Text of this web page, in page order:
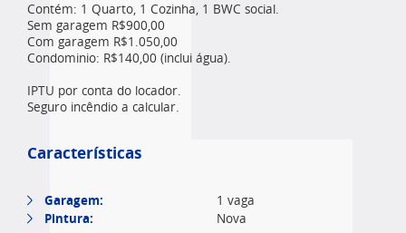
Contém: 1 Quarto, 1 Cozinha, 1 BWC social.
Sem garagem R$900,00
Com garagem R$1.050,00
Condominio: R$140,00 (inclui água).
IPTU por conta do locador.
Seguro incêndio a calcular.
Características
Garagem: 1 vaga
Pintura: Nova